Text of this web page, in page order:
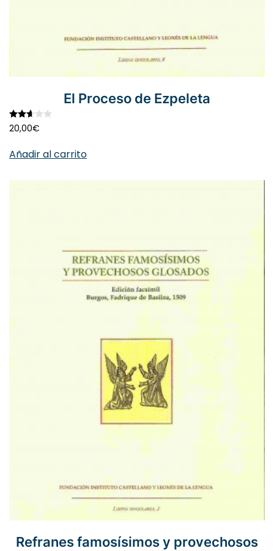
El Proceso de Ezpeleta
20,00€
Añadir al carrito
Refranes famosísimos y provechosos